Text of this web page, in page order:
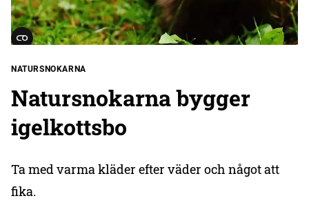
NATURSNOKARNA
Natursnokarna bygger
igelkottsbo
Ta med varma kläder efter väder och något att
fika.